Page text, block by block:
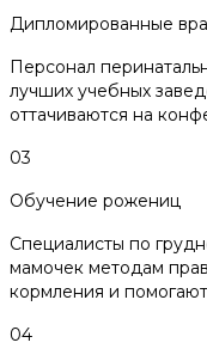
Дипломированные
Персонал
лучших учебных
оттачиваются на
03
Обучение рожениц
Специалисты по
мамочек методам
кормления и
04